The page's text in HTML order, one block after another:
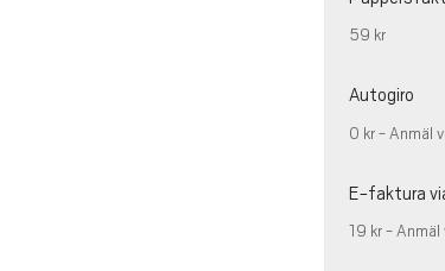
59 kr
Autogiro
0 kr - Anmäl
E-faktura
19 kr - Anmäl